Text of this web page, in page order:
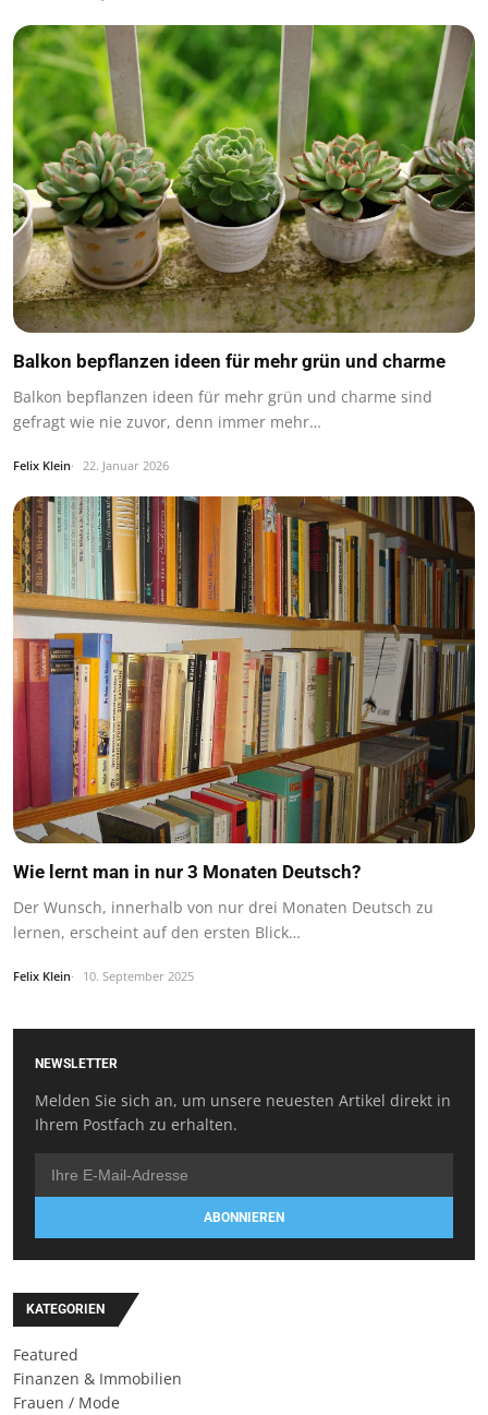
Balkon bepflanzen ideen für mehr grün und charme
Balkon bepflanzen ideen für mehr grün und charme sind
gefragt wie nie zuvor, denn immer mehr…
Felix Klein 22. Januar 2026
Wie lernt man in nur 3 Monaten Deutsch?
Der Wunsch, innerhalb von nur drei Monaten Deutsch zu
lernen, erscheint auf den ersten Blick…
Felix Klein 10. September 2025
NEWSLETTER
Melden Sie sich an, um unsere neuesten Artikel direkt in
Ihrem Postfach zu erhalten.
ABONNIEREN
KATEGORIEN
Featured
Finanzen & Immobilien
Frauen / Mode